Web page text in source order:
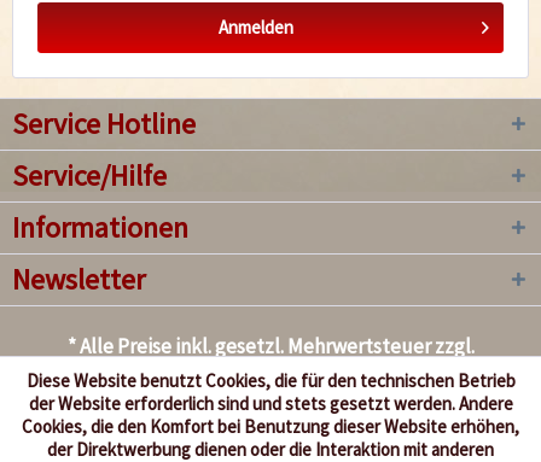
Anmelden
Service Hotline
Service/Hilfe
Informationen
Newsletter
* Alle Preise inkl. gesetzl. Mehrwertsteuer zzgl.
Versandkosten, wenn nicht anders beschrieben
Kontakt
Versand und Zahlungsbedingungen
Diese Website benutzt Cookies, die für den technischen Betrieb
der Website erforderlich sind und stets gesetzt werden. Andere
Cookies, die den Komfort bei Benutzung dieser Website erhöhen,
der Direktwerbung dienen oder die Interaktion mit anderen